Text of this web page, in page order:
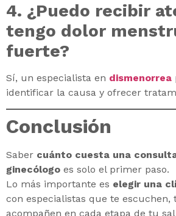
4. ¿Puedo recibir
tengo dolor
fuerte?
Sí, un especialista en dismenorrea
identificar la causa y ofrecer
Conclusión
Saber cuánto cuesta una
ginecólogo es solo el primer paso.
Lo más importante es elegir una
con especialistas que te escuchen,
acompañen en cada etapa de tu